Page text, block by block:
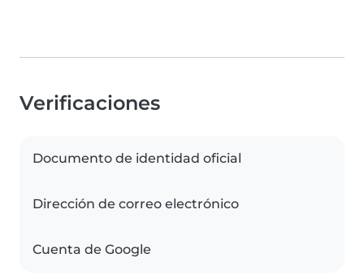
Verificaciones
Documento de identidad oficial
Dirección de correo electrónico
Cuenta de Google